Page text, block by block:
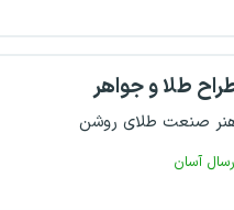
طلا و جواهر
صنعت طلای روشن
آسان